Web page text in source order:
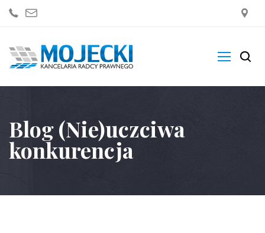
Zakres Usług
Blogi
Blog (Nie)uczciwa
konkurencja